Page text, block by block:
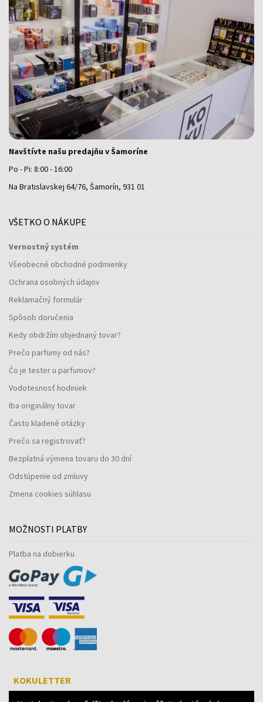
Navštívte našu predajňu v Šamoríne
Po - Pi: 8:00 - 16:00
Na Bratislavskej 64/76, Šamorín, 931 01
VŠETKO O NÁKUPE
Vernostný systém
Všeobecné obchodné podmienky
Ochrana osobných údajov
Reklamačný formulár
Spôsob doručenia
Kedy obdržím objednaný tovar?
Prečo parfumy od nás?
Čo je tester u parfumov?
Vodotesnosť hodiniek
Iba originálny tovar
Často kladené otázky
Prečo sa registrovať?
Bezplatná výmena tovaru do 30 dní
Odstúpenie od zmluvy
Zmena cookies súhlasu
MOŽNOSTI PLATBY
Platba na dobierku
KOKULETTER